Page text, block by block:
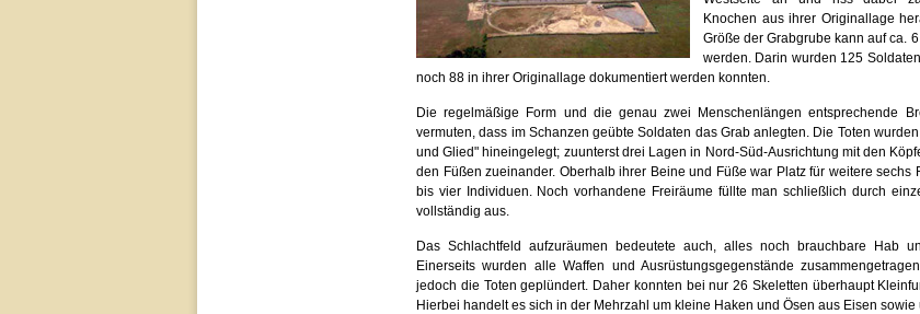
Knochen aus ihrer Originallage
Größe der Grabgrube kann auf ca.
werden. Darin wurden 125
noch 88 in ihrer Originallage dokumentiert werden konnten.
Die regelmäßige Form und die genau zwei Menschenlängen entsprechende
vermuten, dass im Schanzen geübte Soldaten das Grab anlegten. Die Toten
und Glied" hineingelegt; zuunterst drei Lagen in Nord-Süd-Ausrichtung mit den
den Füßen zueinander. Oberhalb ihrer Beine und Füße war Platz für weitere sechs
bis vier Individuen. Noch vorhandene Freiräume füllte man schließlich durch
vollständig aus.
Das Schlachtfeld aufzuräumen bedeutete auch, alles noch brauchbare Hab
Einerseits wurden alle Waffen und Ausrüstungsgegenstände
jedoch die Toten geplündert. Daher konnten bei nur 26 Skeletten überhaupt
Hierbei handelt es sich in der Mehrzahl um kleine Haken und Ösen aus Eisen